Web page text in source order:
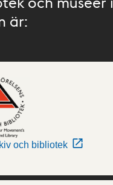
är:
och bibliotek